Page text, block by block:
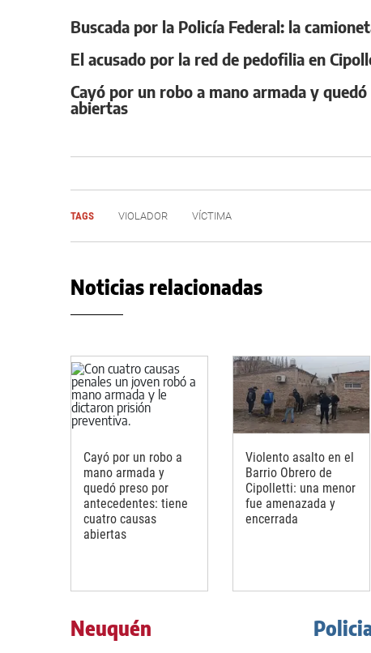
Buscada por la Policía Federal: la
El acusado por la red de pedofilia en
Cayó por un robo a mano armada y
abiertas
TAGS VIOLADOR VÍCTIMA
Noticias relacionadas
Cayó por un robo a
mano armada y
quedó preso por
antecedentes: tiene
cuatro causas
abiertas
Violento asalto en el
Barrio Obrero de
Cipolletti: una menor
fue amenazada y
encerrada
Neuquén